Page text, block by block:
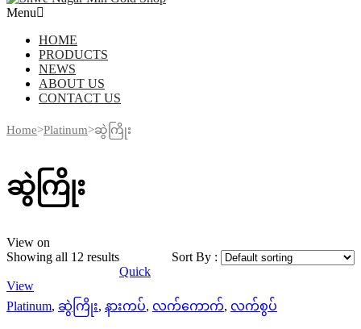
Menu
HOME
PRODUCTS
NEWS
ABOUT US
CONTACT US
Home>Platinum>ဆွဲကြိုး
ဆွဲကြိုး
View on
Showing all 12 results
Sort By :
Quick
View
Platinum, ဆွဲကြိုး, နားကပ်, လက်ကောက်, လက်စွပ်